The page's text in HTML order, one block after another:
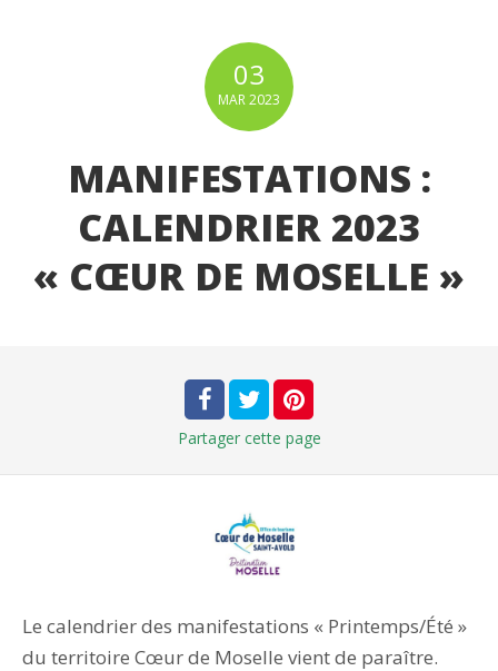
03
MAR2023
MANIFESTATIONS :
CALENDRIER 2023
« CŒUR DE MOSELLE »
Partager cette page
Le calendrier des manifestations « Printemps/Été »
du territoire Cœur de Moselle vient de paraître.